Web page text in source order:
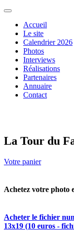
Accueil
Le site
Calendrier 2026
Photos
Interviews
Réalisations
Partenaires
Annuaire
Contact
La Tour du
Votre panier
Achetez votre photo
Acheter le fichier
13x19 (10 euros -